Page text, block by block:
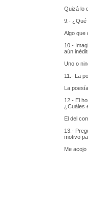
Quizá lo
9.- ¿Qué
Algo que
10.-
aún
Uno o
11.- La
La
12.- El
¿Cuáles
El del
13.-
motivo
Me acojo